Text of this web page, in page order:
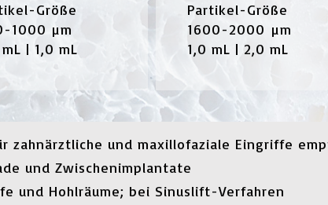
Größe
1000 µm
| 1,0 mL
Partikel-Größe
1600-2000 µm
1,0 mL | 2,0 mL
zahnärztliche und maxillofaziale Eingriffe
und Zwischenimplantate
und Hohlräume; bei Sinuslift-Verfahren